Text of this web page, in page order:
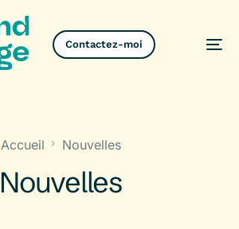
Contactez-moi
Accueil Nouvelles
Nouvelles